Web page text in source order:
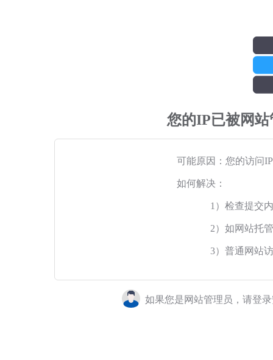
您的IP已被网
可能原因：您的访问
如何解决：
1）检查提交
2）如网站托
3）普通网站
如果您是网站管理员，请登